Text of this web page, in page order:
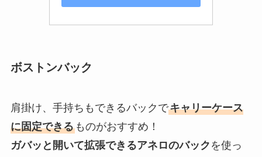
ボストンバック
肩掛け、手持ちもできるバックでキャリーケース
に固定できるものがおすすめ！
ガバッと開いて拡張できるアネロのバック を使っ